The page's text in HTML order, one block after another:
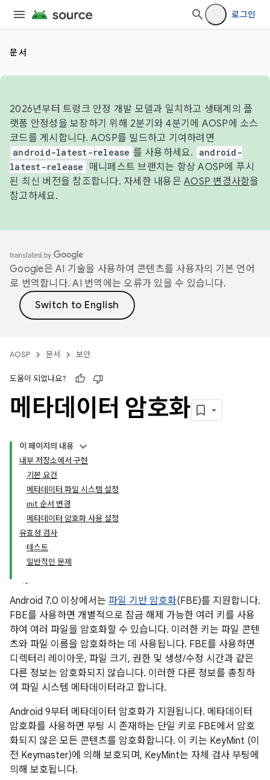
로그인
문서
2026년부터 트렁크 안정 개발 모델과 일치하고 생태계의 플
랫폼 안정성을 보장하기 위해 2분기와 4분기에 AOSP에 소스
코드를 게시합니다. AOSP를 빌드하고 기여하려면
android-latest-release 를 사용하세요.
android-
latest-release
매니페스트 브랜치는 항상 AOSP에 푸시
된 최신 버전을 참조합니다. 자세한 내용은 AOSP 변경사항을
참고하세요.
Google은 AI 기술을 사용하여 콘텐츠를 사용자의 기본 언어
로 번역합니다. AI 번역에는 오류가 있을 수 있습니다.
AOSP 문서 보안
도움이 되었나요?
메타데이터 암호화
이 페이지의 내용
내부 저장소에서 구현
기본 요건
메타데이터 파일 시스템 설정
init 순서 변경
메타데이터 암호화 사용 설정
유효성 검사
테스트
일반적인 문제
Android 7.0 이상에서는 파일 기반 암호화(FBE)를 지원합니다.
FBE를 사용하면 개별적으로 잠금 해제 가능한 여러 키를 사용
하여 여러 파일을 암호화할 수 있습니다. 이러한 키는 파일 콘텐
츠와 파일 이름을 암호화하는 데 사용됩니다. FBE를 사용하면
디렉터리 레이아웃, 파일 크기, 권한 및 생성/수정 시간과 같은
다른 정보는 암호화되지 않습니다. 이러한 다른 정보를 총칭하
여 파일 시스템 메타데이터라고 합니다.
Android 9부터 메타데이터 암호화가 지원됩니다. 메타데이터
암호화를 사용하면 부팅 시 존재하는 단일 키로 FBE에서 암호
화되지 않은 모든 콘텐츠를 암호화합니다. 이 키는 KeyMint (이
전 Keymaster)에 의해 보호되며, KeyMint는 자체 검사 부팅에
의해 보호됩니다.